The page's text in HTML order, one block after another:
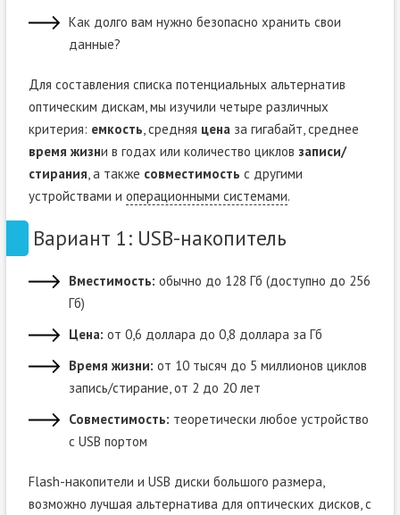
Как долго вам нужно безопасно хранить свои
данные?
Для составления списка потенциальных альтернатив
оптическим дискам, мы изучили четыре различных
критерия: емкость , средняя цена за гигабайт, среднее
время жизни в годах или количество циклов записи/
стирания , а также совместимость с другими
устройствами и операционными системами.
Вариант 1: USB-накопитель
Вместимость: обычно до 128 Гб (доступно до 256
Гб)
Цена: от 0,6 доллара до 0,8 доллара за Гб
Время жизни: от 10 тысяч до 5 миллионов циклов
запись/стирание, от 2 до 20 лет
Совместимость: теоретически любое устройство
с USB портом
Flash-накопители и USB диски большого размера,
возможно лучшая альтернатива для оптических дисков, с